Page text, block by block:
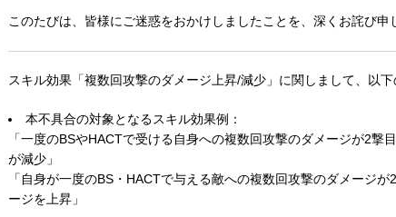
このたびは、皆様にご迷惑をおかけしましたことを、深くお詫び申
スキル効果「複数回攻撃のダメージ上昇/減少」に関しまして、以下
本不具合の対象となるスキル効果例：
「一度のBSやHACTで受ける自身への複数回攻撃のダメージが2撃
が減少」
「自身が一度のBS・HACTで与える敵への複数回攻撃のダメージ
ージを上昇」